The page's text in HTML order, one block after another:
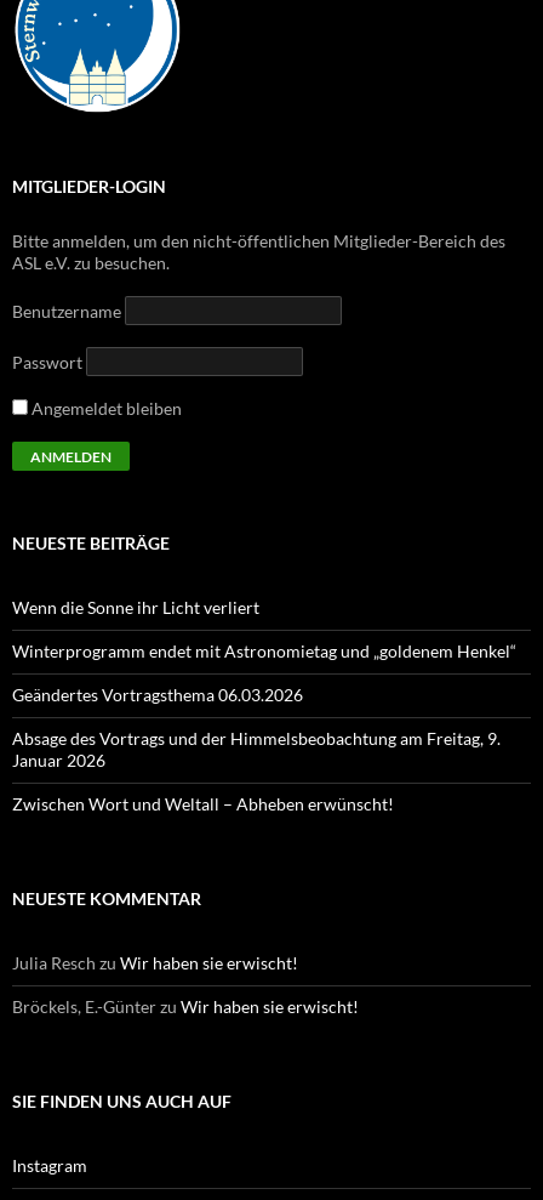
MITGLIEDER-LOGIN
Bitte anmelden, um den nicht-öffentlichen Mitglieder-Bereich des
ASL e.V. zu besuchen.
Benutzername
Passwort
Angemeldet bleiben
NEUESTE BEITRÄGE
Wenn die Sonne ihr Licht verliert
Winterprogramm endet mit Astronomietag und „goldenem Henkel“
Geändertes Vortragsthema 06.03.2026
Absage des Vortrags und der Himmelsbeobachtung am Freitag, 9.
Januar 2026
Zwischen Wort und Weltall – Abheben erwünscht!
NEUESTE KOMMENTAR
Julia Resch zu Wir haben sie erwischt!
Bröckels, E.-Günterzu Wir haben sie erwischt!
SIE FINDEN UNS AUCH AUF
Instagram